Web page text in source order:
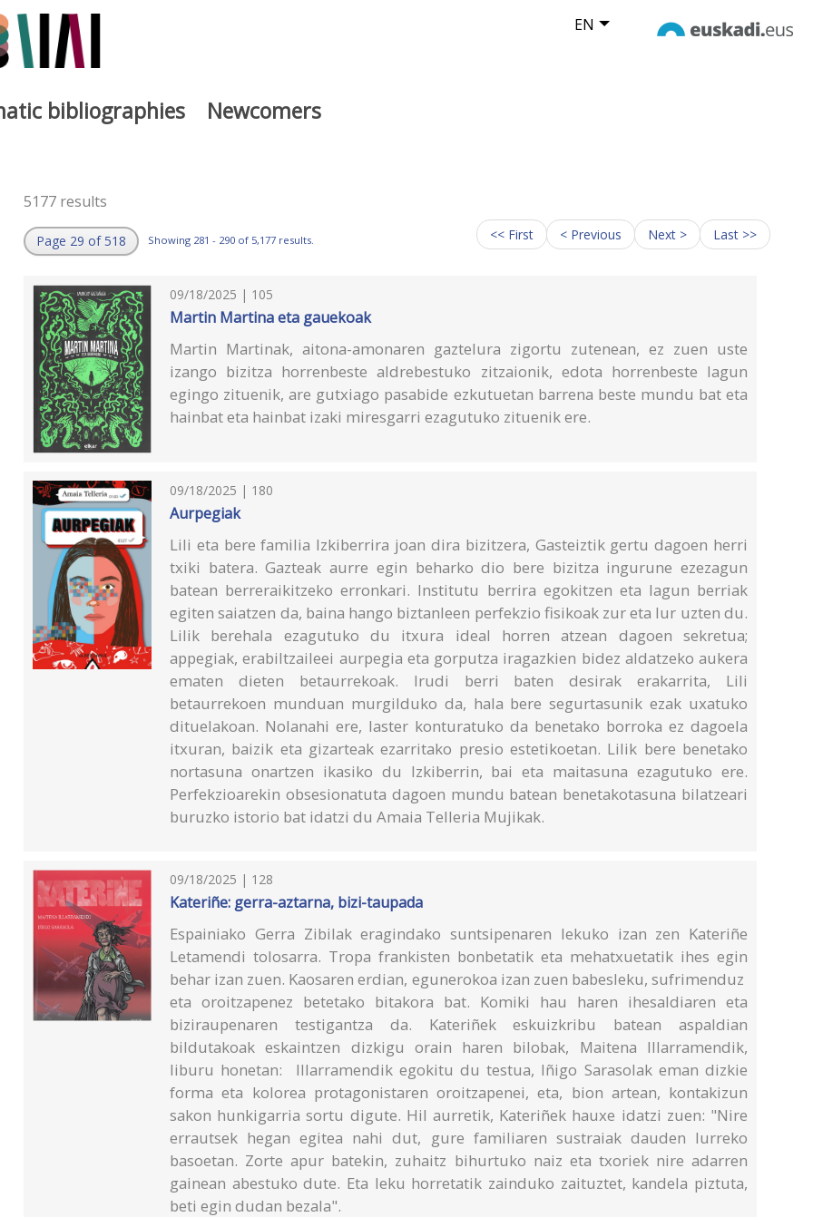
EN
bibliographies Newcomers
5177 results
Page 29 of 518 Showing 281 - 290 of 5,177 results. << First < Previous Next > Last >>
09/18/2025 | 105
Martin Martina eta gauekoak
Martin Martinak, aitona-amonaren gaztelura zigortu zutenean, ez zuen uste
izango bizitza horrenbeste aldrebestuko zitzaionik, edota horrenbeste lagun
egingo zituenik, are gutxiago pasabide ezkutuetan barrena beste mundu bat eta
hainbat eta hainbat izaki miresgarri ezagutuko zituenik ere.
09/18/2025 | 180
Aurpegiak
Lili eta bere familia Izkiberrira joan dira bizitzera, Gasteiztik gertu dagoen herri
txiki batera. Gazteak aurre egin beharko dio bere bizitza ingurune ezezagun
batean berreraikitzeko erronkari. Institutu berrira egokitzen eta lagun berriak
egiten saiatzen da, baina hango biztanleen perfekzio fisikoak zur eta lur uzten du.
Lilik berehala ezagutuko du itxura ideal horren atzean dagoen sekretua;
appegiak, erabiltzaileei aurpegia eta gorputza iragazkien bidez aldatzeko aukera
ematen dieten betaurrekoak. Irudi berri baten desirak erakarrita, Lili
betaurrekoen munduan murgilduko da, hala bere segurtasunik ezak uxatuko
dituelakoan. Nolanahi ere, laster konturatuko da benetako borroka ez dagoela
itxuran, baizik eta gizarteak ezarritako presio estetikoetan. Lilik bere benetako
nortasuna onartzen ikasiko du Izkiberrin, bai eta maitasuna ezagutuko ere.
Perfekzioarekin obsesionatuta dagoen mundu batean benetakotasuna bilatzeari
buruzko istorio bat idatzi du Amaia Telleria Mujikak.
09/18/2025 | 128
Kateriñe: gerra-aztarna, bizi-taupada
Espainiako Gerra Zibilak eragindako suntsipenaren lekuko izan zen Kateriñe
Letamendi tolosarra. Tropa frankisten bonbetatik eta mehatxuetatik ihes egin
behar izan zuen. Kaosaren erdian, egunerokoa izan zuen babesleku, sufrimenduz
eta oroitzapenez betetako bitakora bat. Komiki hau haren ihesaldiaren eta
biziraupenaren testigantza da. Kateriñek eskuizkribu batean aspaldian
bildutakoak eskaintzen dizkigu orain haren bilobak, Maitena Illarramendik,
liburu honetan: Illarramendik egokitu du testua, Iñigo Sarasolak eman dizkie
forma eta kolorea protagonistaren oroitzapenei, eta, bion artean, kontakizun
sakon hunkigarria sortu digute. Hil aurretik, Kateriñek hauxe idatzi zuen: "Nire
errautsek hegan egitea nahi dut, gure familiaren sustraiak dauden lurreko
basoetan. Zorte apur batekin, zuhaitz bihurtuko naiz eta txoriek nire adarren
gainean abestuko dute. Eta leku horretatik zainduko zaituztet, kandela piztuta,
beti egin dudan bezala".